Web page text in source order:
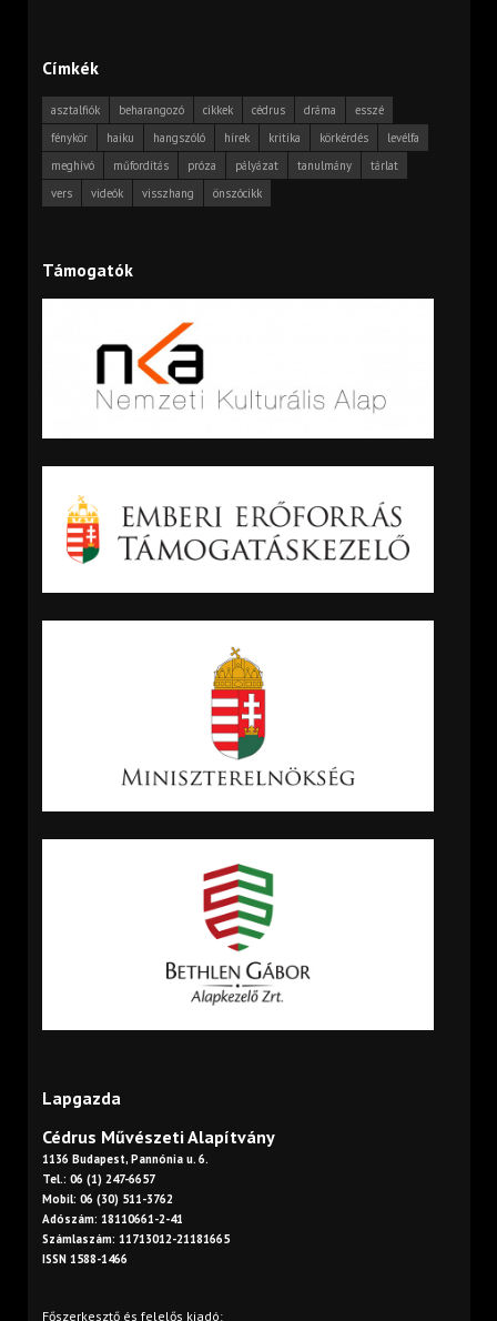
Címkék
asztalfiók beharangozó cikkek cédrus dráma
esszé
fénykör
haiku hangszóló hírek kritika körkérdés
levélfa
meghívó
műfordítás próza pályázat tanulmány
tárlat
vers
videók visszhang önszócikk
Támogatók
Lapgazda
Cédrus Művészeti Alapítvány
1136 Budapest, Pannónia u. 6.
Tel.: 06 (1) 247-6657
Mobil: 06 (30) 511-3762
Adószám: 18110661-2-41
Számlaszám: 11713012-21181665
ISSN 1588-1466
Főszerkesztő és felelős kiadó: